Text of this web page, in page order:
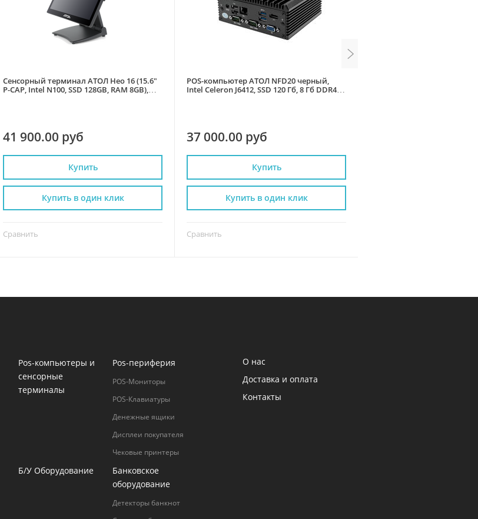
Сенсорный терминал АТОЛ Нео 16 (15.6"
P-CAP, Intel N100, SSD 128GB, RAM 8GB),
41 900.00 руб
Купить
Сравнить
Купить в один клик
POS-компьютер АТОЛ NFD20 черный,
Intel Celeron J6412, SSD 120 Гб, 8 Гб DDR4,
37 000.00 руб
Купить
Сравнить
Купить в один клик
Pos-компьютеры и
сенсорные
терминалы
Pos-периферия
POS-Мониторы
POS-Клавиатуры
Денежные ящики
Дисплеи покупателя
Чековые принтеры
Б/У Оборудование
Банковское
оборудование
Детекторы банкнот
О нас
Доставка и оплата
Контакты